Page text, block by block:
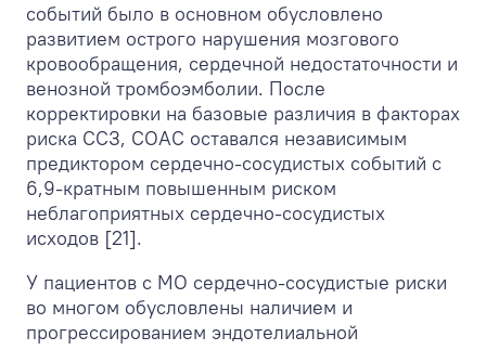
событий было в основном обусловлено
развитием острого нарушения мозгового
кровообращения, сердечной недостаточности и
венозной тромбоэмболии. После
корректировки на базовые различия в факторах
риска ССЗ, СОАС оставался независимым
предиктором сердечно-сосудистых событий с
6,9-кратным повышенным риском
неблагоприятных сердечно-сосудистых
исходов [21].
У пациентов с МО сердечно-сосудистые риски
во многом обусловлены наличием и
прогрессированием эндотелиальной